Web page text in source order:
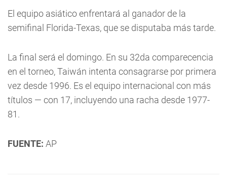
El equipo asiático enfrentará al ganador de la
semifinal Florida-Texas, que se disputaba más tarde.
La final será el domingo. En su 32da comparecencia
en el torneo, Taiwán intenta consagrarse por primera
vez desde 1996. Es el equipo internacional con más
títulos — con 17, incluyendo una racha desde 1977-
81.
FUENTE: AP